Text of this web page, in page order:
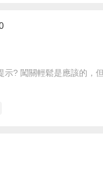
示? 闖關輕鬆是應該的，